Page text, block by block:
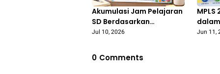
Akumulasi Jam Pelajaran
SD Berdasarkan
Permendikdasmen
Rincian Lengkapnya
Jul 10, 2026
dalam
Jun 11,
0 Comments